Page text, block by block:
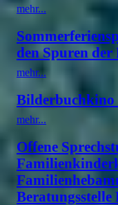
mehr...
den Spuren
mehr...
Bilderbuchkino
mehr...
Offene